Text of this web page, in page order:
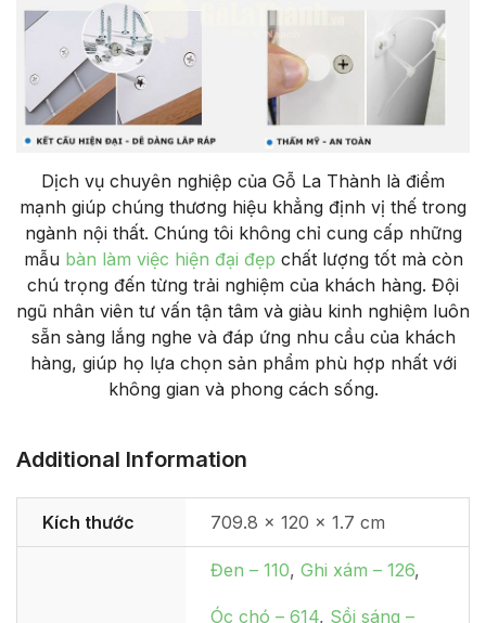
Dịch vụ chuyên nghiệp của Gỗ La Thành là điểm
mạnh giúp chúng thương hiệu khẳng định vị thế trong
ngành nội thất. Chúng tôi không chỉ cung cấp những
mẫu bàn làm việc hiện đại đẹp chất lượng tốt mà còn
chú trọng đến từng trải nghiệm của khách hàng. Đội
ngũ nhân viên tư vấn tận tâm và giàu kinh nghiệm luôn
sẵn sàng lắng nghe và đáp ứng nhu cầu của khách
hàng, giúp họ lựa chọn sản phẩm phù hợp nhất với
không gian và phong cách sống.
Additional Information
Kích thước 709.8 × 120 × 1.7 cm
Đen – 110, Ghi xám – 126,
Óc chó – 614, Sồi sáng –